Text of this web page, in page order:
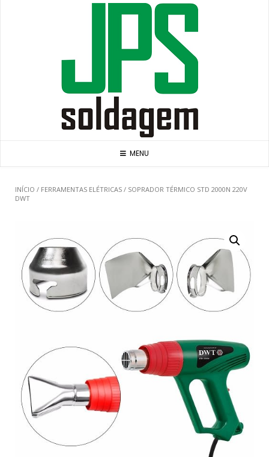
MENU
INÍCIO / FERRAMENTAS ELÉTRICAS / SOPRADOR TÉRMICO STD 2000N 220V
DWT